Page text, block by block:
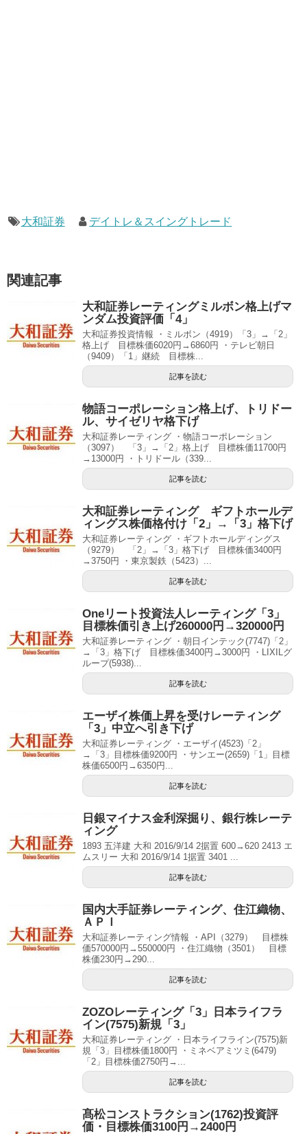
大和証券 デイトレ＆スイングトレード
関連記事
大和証券レーティングミルボン格上げマ
ンダム投資評価「4」
大和証券投資情報 ・ミルボン（4919）「3」→「2」
格上げ 目標株価6020円→6860円 ・テレビ朝日
（9409）「1」継続 目標株...
記事を読む
物語コーポレーション格上げ、トリドー
ル、サイゼリヤ格下げ
大和証券レーティング ・物語コーポレーション
（3097） 「3」→「2」格上げ 目標株価11700円
→13000円 ・トリドール（339...
記事を読む
大和証券レーティング ギフトホールデ
ィングス株価格付け「2」→「3」格下げ
大和証券レーティング ・ギフトホールディングス
（9279） 「2」→「3」格下げ 目標株価3400円
→3750円 ・東京製鉄（5423）...
記事を読む
Oneリート投資法人レーティング「3」
目標株価引き上げ260000円→320000円
大和証券レーティング ・朝日インテック(7747)「2」
→「3」格下げ 目標株価3400円→3000円 ・LIXILグ
ループ(5938)...
記事を読む
エーザイ株価上昇を受けレーティング
「3」中立へ引き下げ
大和証券レーティング ・エーザイ(4523)「2」
→「3」目標株価9200円 ・サンエー(2659)「1」目標
株価6500円→6350円...
記事を読む
日銀マイナス金利深掘り、銀行株レーテ
ィング
1893 五洋建 大和 2016/9/14 2据置 600→620 2413 エ
ムスリー 大和 2016/9/14 1据置 3401 ...
記事を読む
国内大手証券レーティング、住江織物、
ＡＰＩ
大和証券レーティング情報 ・API（3279） 目標株
価570000円→550000円 ・住江織物（3501） 目標
株価230円→290...
記事を読む
ZOZOレーティング「3」日本ライフラ
イン(7575)新規「3」
大和証券レーティング ・日本ライフライン(7575)新
規「3」目標株価1800円 ・ミネベアミツミ(6479)
「2」目標株価2750円→...
記事を読む
髙松コンストラクション(1762)投資評
価・目標株価3100円→2400円